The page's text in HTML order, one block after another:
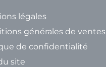
légales
générales de ventes
de confidentialité
site